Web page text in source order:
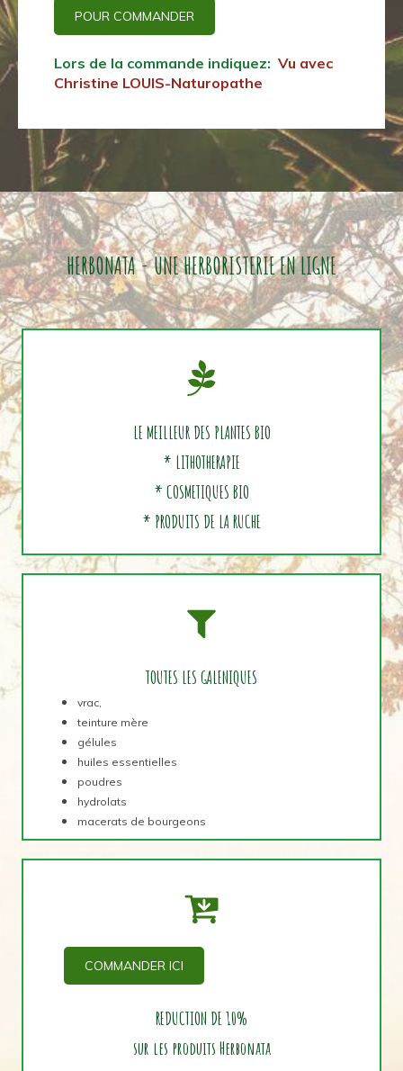
POUR COMMANDER
Lors de la commande indiquez: Vu avec
Christine LOUIS-Naturopathe
HERBONATA - UNE HERBORISTERIE EN LIGNE
LE MEILLEUR DES PLANTES BIO
* LITHOTHERAPIE
* COSMETIQUES BIO
* PRODUITS DE LA RUCHE
TOUTES LES GALENIQUES
vrac,
teinture mère
gélules
huiles essentielles
poudres
hydrolats
macerats de bourgeons
COMMANDER ICI
REDUCTION DE 10%
sur les produits Herbonata